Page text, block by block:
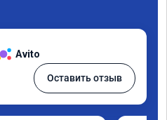
Avito
Оставить отзыв